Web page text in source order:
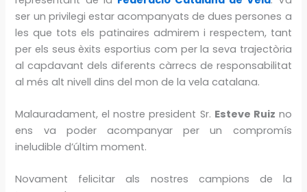
ser un privilegi estar acompanyats de dues persones a
les que tots els patinaires admirem i respectem, tant
per els seus èxits esportius com per la seva trajectòria
al capdavant dels diferents càrrecs de responsabilitat
al més alt nivell dins del mon de la vela catalana.
Malauradament, el nostre president Sr. Esteve Ruiz no
ens va poder acompanyar per un compromís
ineludible d’últim moment.
Novament felicitar als nostres campions de la